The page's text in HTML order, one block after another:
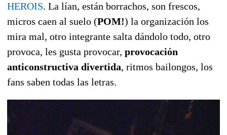
HEROIS. La lían, están borrachos, son frescos,
micros caen al suelo (POM!) la organización los
mira mal, otro integrante salta dándolo todo, otro
provoca, les gusta provocar, provocación
anticonstructiva divertida, ritmos bailongos, los
fans saben todas las letras.